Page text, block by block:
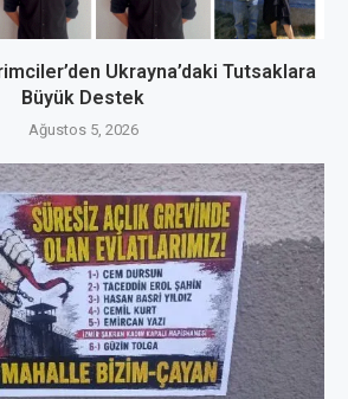
Ukrayna’daki Tutsaklara
Büyük Destek
Ağustos 5, 2026